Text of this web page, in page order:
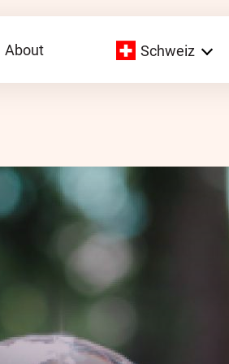
Schweiz
About